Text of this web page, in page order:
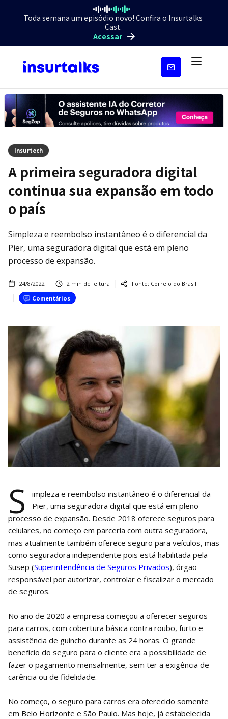
Toda semana um episódio novo! Confira o Insurtalks
Cast.
Acessar
Inscreva-
Insurtech
A primeira seguradora digital
continua sua expansão em todo
o país
Simpleza e reembolso instantâneo é o diferencial da
Pier, uma seguradora digital que está em pleno
processo de expansão.
24/8/2022 2 min de leitura Fonte: Correio do Brasil
Comentários
S
impleza e reembolso instantâneo é o diferencial da
Pier, uma seguradora digital que está em pleno
processo de expansão. Desde 2018 oferece seguros para
celulares, no começo em parceria com outra seguradora,
mas atualmente também oferece seguro para veículos, mas
como seguradora independente pois está habilitada pela
Susep (Superintendência de Seguros Privados), órgão
responsável por autorizar, controlar e fiscalizar o mercado
de seguros.
No ano de 2020 a empresa começou a oferecer seguros
para carros, com cobertura básica contra roubo, furto e
assistência de guincho durante as 24 horas. O grande
benefício do seguro para o cliente era a possibilidade de
fazer o pagamento mensalmente, sem ter a exigência de
carência ou de fidelidade.
No começo, o seguro para carros era oferecido somente
em Belo Horizonte e São Paulo. Mas hoje, já estabelecida